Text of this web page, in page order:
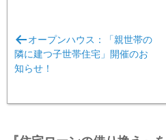
稿
ナ
ゲ
オープンハウス：「親世帯の
隣に建つ子世帯住宅」開催のお
知らせ！